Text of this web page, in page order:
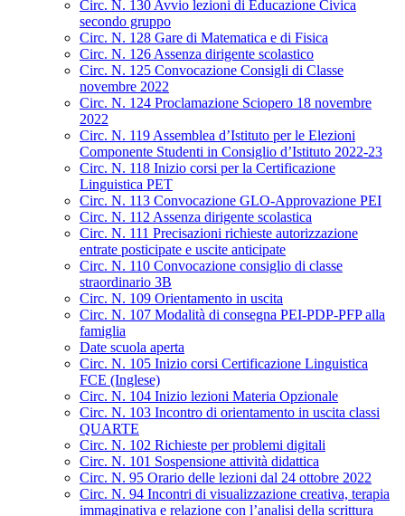
Circ. N. 130 Avvio lezioni di Educazione Civica
secondo gruppo
Circ. N. 128 Gare di Matematica e di Fisica
Circ. N. 126 Assenza dirigente scolastico
Circ. N. 125 Convocazione Consigli di Classe
novembre 2022
Circ. N. 124 Proclamazione Sciopero 18 novembre
2022
Circ. N. 119 Assemblea d’Istituto per le Elezioni
Componente Studenti in Consiglio d’Istituto 2022-23
Circ. N. 118 Inizio corsi per la Certificazione
Linguistica PET
Circ. N. 113 Convocazione GLO-Approvazione PEI
Circ. N. 112 Assenza dirigente scolastica
Circ. N. 111 Precisazioni richieste autorizzazione
entrate posticipate e uscite anticipate
Circ. N. 110 Convocazione consiglio di classe
straordinario 3B
Circ. N. 109 Orientamento in uscita
Circ. N. 107 Modalità di consegna PEI-PDP-PFP alla
famiglia
Date scuola aperta
Circ. N. 105 Inizio corsi Certificazione Linguistica
FCE (Inglese)
Circ. N. 104 Inizio lezioni Materia Opzionale
Circ. N. 103 Incontro di orientamento in uscita classi
QUARTE
Circ. N. 102 Richieste per problemi digitali
Circ. N. 101 Sospensione attività didattica
Circ. N. 95 Orario delle lezioni dal 24 ottobre 2022
Circ. N. 94 Incontri di visualizzazione creativa, terapia
immaginativa e relazione con l’analisi della scrittura